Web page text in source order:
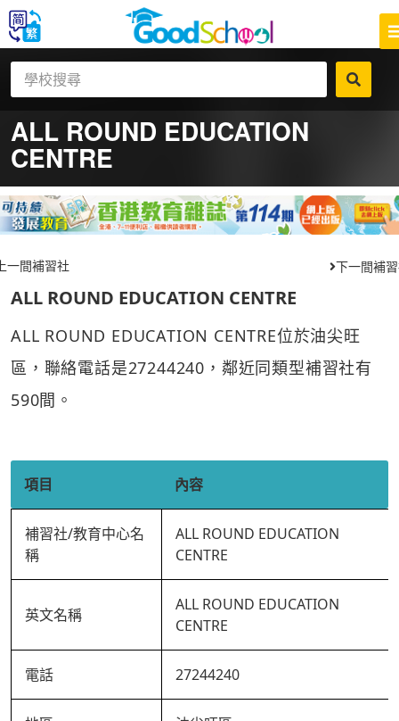
ALL ROUND EDUCATION
CENTRE
一間補習社 下一間補
ALL ROUND EDUCATION CENTRE
ALL ROUND EDUCATION CENTRE位於油尖旺
區，聯絡電話是27244240，鄰近同類型補習社有
590間。
項目 內容
補習社/教育中心名
稱
ALL ROUND EDUCATION
CENTRE
英文名稱
ALL ROUND EDUCATION
CENTRE
電話 27244240